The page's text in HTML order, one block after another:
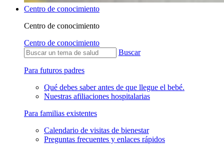
Centro de conocimiento
Centro de conocimiento
Centro de conocimiento
Buscar
Para futuros padres
Qué debes saber antes de que llegue el bebé.
Nuestras afiliaciones hospitalarias
Para familias existentes
Calendario de visitas de bienestar
Preguntas frecuentes y enlaces rápidos